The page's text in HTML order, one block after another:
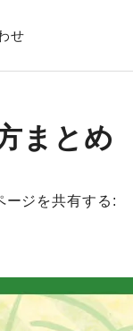
せ
まとめ
ージを共有する: